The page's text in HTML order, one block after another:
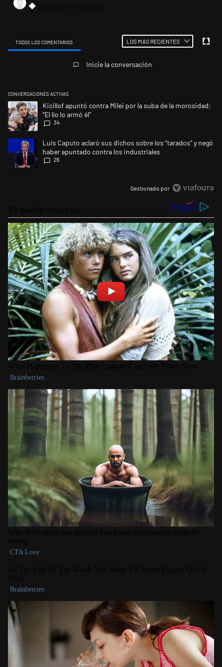
TODOS LOS COMENTARIOS LOS MÁS RECIENTES
Inicie la conversación
CONVERSACIONES ACTIVAS
Este listado muestra los artículos con más comentarios en los últimos
Un artículo de tendencia con el título "Kicillof apuntó contra Milei por
Kicillof apuntó contra Milei por la suba de la morosidad:
“El lío lo armó él”
34
Un artículo de tendencia con el título "Luis Caputo aclaró sus dichos
Luis Caputo aclaró sus dichos sobre los “tarados” y negó
haber apuntado contra los industriales
26
Gestionado por